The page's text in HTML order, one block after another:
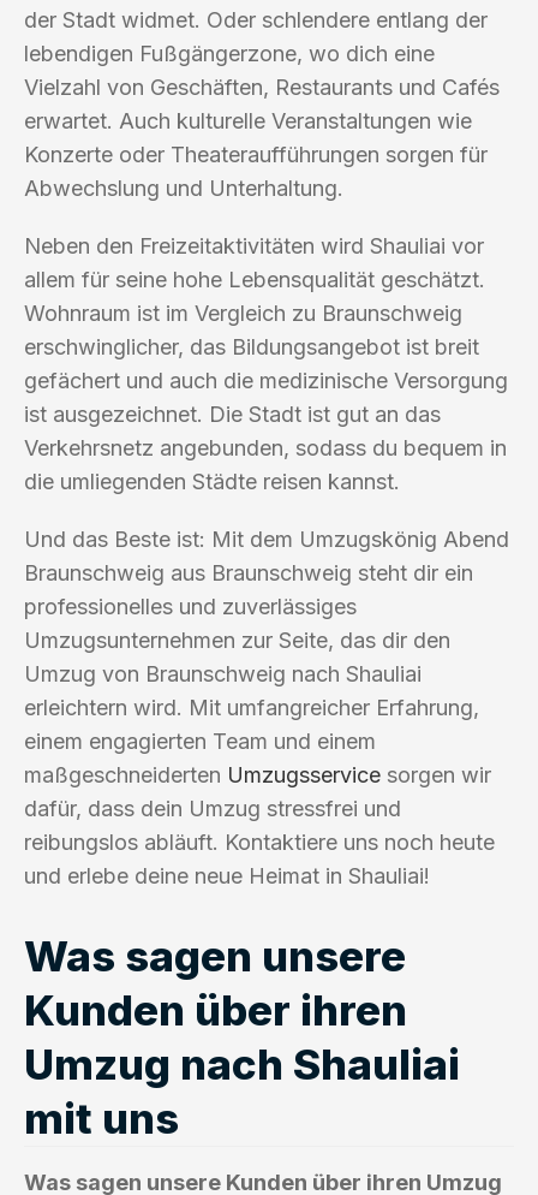
der Stadt widmet. Oder schlendere entlang der
lebendigen Fußgängerzone, wo dich eine
Vielzahl von Geschäften, Restaurants und Cafés
erwartet. Auch kulturelle Veranstaltungen wie
Konzerte oder Theateraufführungen sorgen für
Abwechslung und Unterhaltung.
Neben den Freizeitaktivitäten wird Shauliai vor
allem für seine hohe Lebensqualität geschätzt.
Wohnraum ist im Vergleich zu Braunschweig
erschwinglicher, das Bildungsangebot ist breit
gefächert und auch die medizinische Versorgung
ist ausgezeichnet. Die Stadt ist gut an das
Verkehrsnetz angebunden, sodass du bequem in
die umliegenden Städte reisen kannst.
Und das Beste ist: Mit dem Umzugskönig Abend
Braunschweig aus Braunschweig steht dir ein
professionelles und zuverlässiges
Umzugsunternehmen zur Seite, das dir den
Umzug von Braunschweig nach Shauliai
erleichtern wird. Mit umfangreicher Erfahrung,
einem engagierten Team und einem
maßgeschneiderten Umzugsservice sorgen wir
dafür, dass dein Umzug stressfrei und
reibungslos abläuft. Kontaktiere uns noch heute
und erlebe deine neue Heimat in Shauliai!
Was sagen unsere
Kunden über ihren
Umzug nach Shauliai
mit uns
Was sagen unsere Kunden über ihren Umzug